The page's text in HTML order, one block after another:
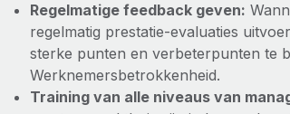
Regelmatige feedback geven:
regelmatig prestatie-evaluaties
sterke punten en verbeterpunten te
Werknemersbetrokkenheid.
Training van alle niveaus van